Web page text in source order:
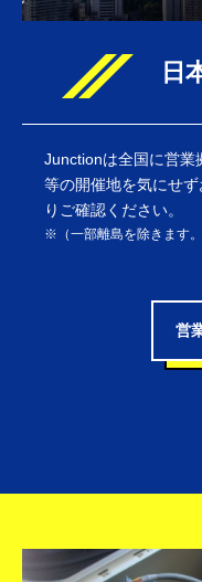
日
Junctionは全国に営業
等の開催地を気にせ
りご確認ください。
（一部離島を除きます
営